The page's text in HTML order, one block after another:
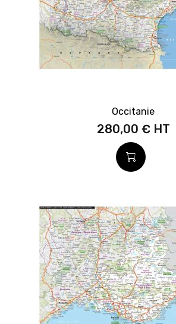
Occitanie
280,00 €